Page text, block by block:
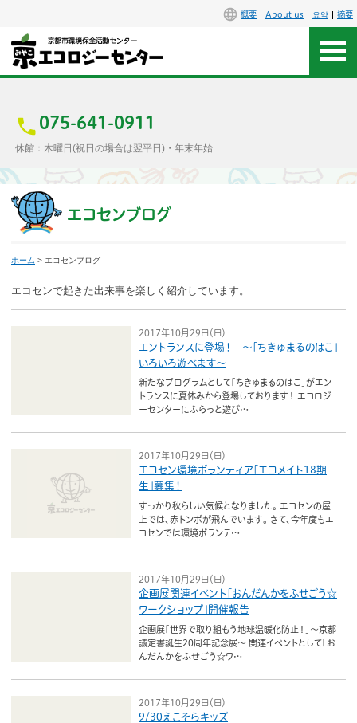
概要 About us 요약 摘要
075-641-0911
休館：木曜日(祝日の場合は翌平日)・年末年始
アクセス
施設案内
イベント
一般の方
学校関係の方
エコメイト・京エコサポーターの方
エコセンブログ
ホーム > エコセンブログ
エコセンで起きた出来事を楽しく紹介しています。
2017年10月29日（日）
エントランスに登場！ 〜「ちきゅまるのはこ」
いろいろ遊べます〜
新たなプログラムとして「ちきゅまるのはこ」がエン
トランスに夏休みから登場しております！ エコロジ
ーセンターにふらっと遊び…
2017年10月29日（日）
エコセン環境ボランティア「エコメイト18期
生」募集！
すっかり秋らしい気候となりました。 エコセンの屋
上では、赤トンボが飛んでいます。 さて、今年度もエ
コセンでは環境ボランテ…
2017年10月29日（日）
企画展関連イベント「おんだんかをふせごう☆
ワークショップ」開催報告
企画展「世界で取り組もう地球温暖化防止！」～京都
議定書誕生20周年記念展～ 関連イベントとして「お
んだんかをふせごう☆ワ…
2017年10月29日（日）
9/30えこそらキッズ